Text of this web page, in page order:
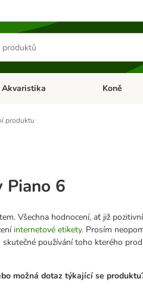
menu: Ptáci
Akvaristika Otevřít
Koně
produktu
Piano 6
Všechna hodnocení, ať již
internetové etikety. Prosím
používání toho kterého
možná dotaz týkající se